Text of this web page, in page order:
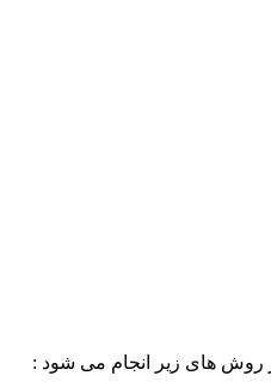
روش های زیر انجام می شود :